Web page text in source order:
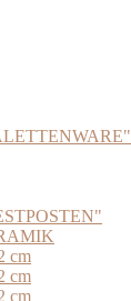
cm
cm
cm